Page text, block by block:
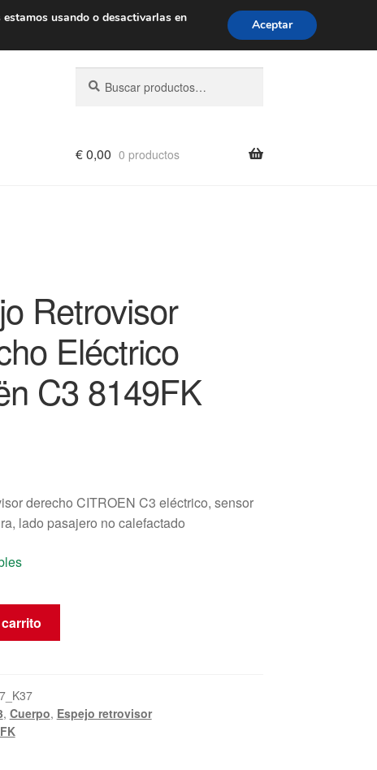
de 9 a. m. a 4 p. m.900 933 246
por:
€0,00 0 productos
Retrovisor
Eléctrico
C3 8149FK
derecho CITROEN C3 eléctrico, sensor
lado pasajero no calefactado
, Cuerpo, Espejo retrovisor
usando o desactivarlas en
Aceptar